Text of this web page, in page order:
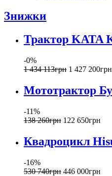
Знижки
Трактор KATA
-0%
1 434 113грн 1 427 200грн
Мототрактор
-11%
138 260грн 122 650грн
Квадроцикл
-16%
530 740грн 446 000грн